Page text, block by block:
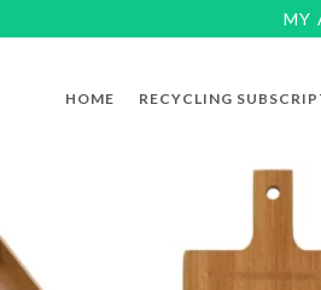
MY
HOME RECYCLING